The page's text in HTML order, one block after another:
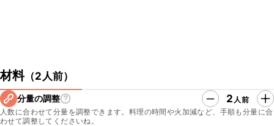
材料（2人前）
分量の調整 2 人前
人数に合わせて分量を調整できます。料理の時間や火加減など、手順も分量に合
わせて調整してくださいね。